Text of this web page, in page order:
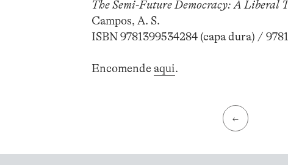
The Semi-Future Democracy: A Liberal
Campos, A. S.
ISBN 9781399534284 (capa dura) /
Encomendeaqui.
←